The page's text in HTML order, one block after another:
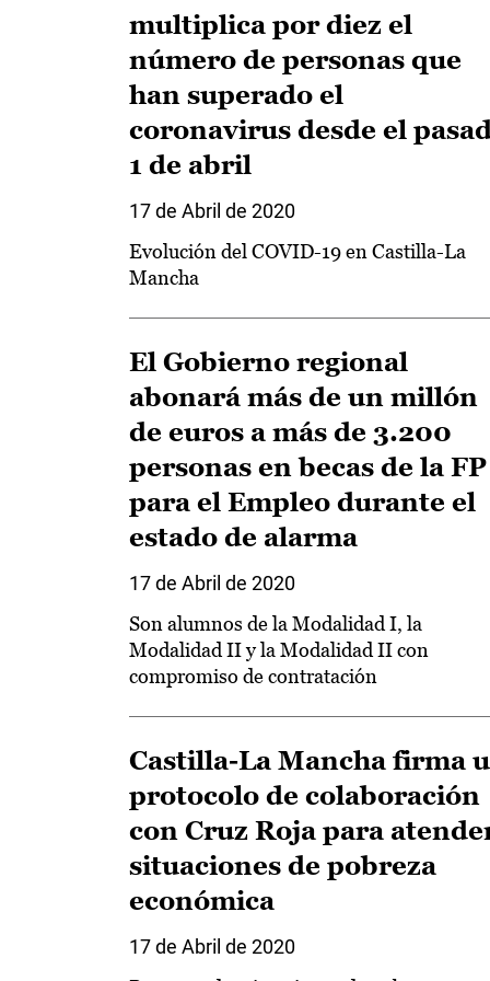
multiplica por diez el
número de personas que
han superado el
coronavirus desde el
1 de abril
17 de Abril de 2020
Evolución del COVID-19 en Castilla-La
Mancha
El Gobierno regional
abonará más de un millón
de euros a más de 3.200
personas en becas de la FP
para el Empleo durante el
estado de alarma
17 de Abril de 2020
Son alumnos de la Modalidad I, la
Modalidad II y la Modalidad II con
compromiso de contratación
Castilla-La Mancha firma
protocolo de colaboración
con Cruz Roja para
situaciones de pobreza
económica
17 de Abril de 2020